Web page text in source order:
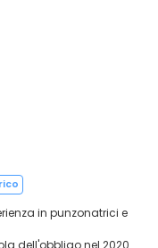
in punzonatrici e
dell'obbligo nel 2020.